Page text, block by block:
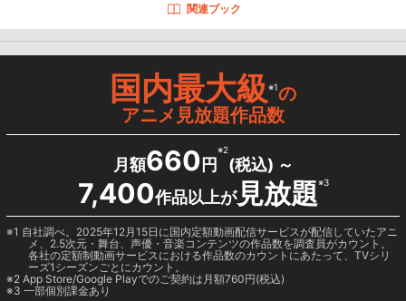
関連ブック
国内最大級※1の
アニメ見放題作品数
月額660 円
※2
(税込) ～
7,400作品以上が見放題※3
1 自社調べ。2025年12月15日に国内定額動画配信サービスが配信していたアニ
メ、2.5次元・舞台、声優・音楽コンテンツの作品数を調査員がカウント。
各社の定額制動画サービスにおける作品数のカウントにあたって、TVシリ
ーズ1シーズンごとにカウント。
2 App Store/Google Playでのご契約は月額760円(税込)
3 一部個別課金あり